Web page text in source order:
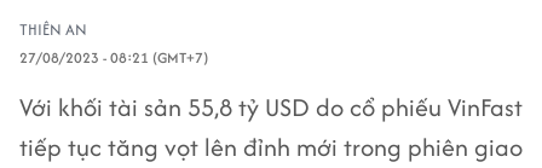
THIÊN AN
27/08/2023 - 08:21 (GMT+7)
Với khối tài sản 55,8 tỷ USD do cổ phiếu VinFast
tiếp tục tăng vọt lên đỉnh mới trong phiên giao